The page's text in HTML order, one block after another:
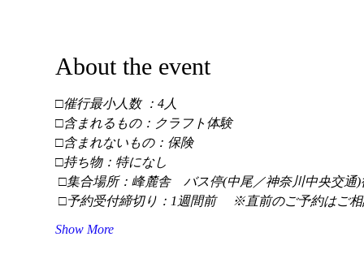
About the event
□催行最小人数 ：4人
□含まれるもの：クラフト体験
□含まれないもの：保険
□持ち物：特になし
□集合場所：峰麓舎　バス停(中尾／神奈川中央交通)
□予約受付締切り：1週間前 　※直前のご予約はご
Show More